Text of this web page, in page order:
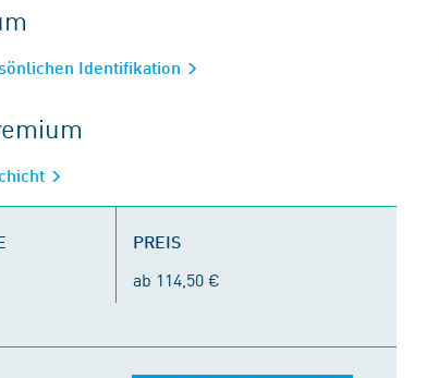
Identifikation
PREIS
ab 114,50 €